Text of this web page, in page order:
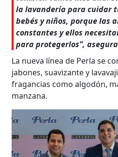
la lavandería para cuidar
bebés y niños, porque las
constantes y ellos
para protegerlos”,
La nueva línea de Perla se
jabones, suavizante y
fragancias como algodón,
manzana.